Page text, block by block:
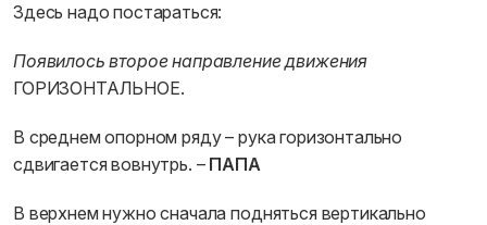
Здесь надо постараться:
Появилось второе направление движения
ГОРИЗОНТАЛЬНОЕ.
В среднем опорном ряду – рука горизонтально
сдвигается вовнутрь. – ПАПА
В верхнем нужно сначала подняться вертикально